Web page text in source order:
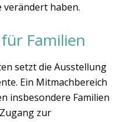
verändert haben.
Familien
setzt die Ausstellung
Ein Mitmachbereich
insbesondere Familien
zur